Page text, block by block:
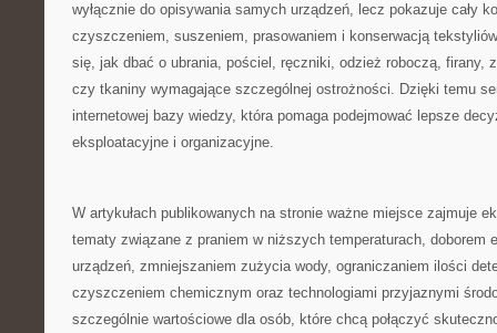
wyłącznie do opisywania samych urządzeń, lecz pokazuje cały
czyszczeniem, suszeniem, prasowaniem i konserwacją
się, jak dbać o ubrania, pościel, ręczniki, odzież roboczą, firany,
czy tkaniny wymagające szczególnej ostrożności. Dzięki temu
internetowej bazy wiedzy, która pomaga podejmować lepsze
eksploatacyjne i organizacyjne.
W artykułach publikowanych na stronie ważne miejsce zajmuje
tematy związane z praniem w niższych temperaturach, doborem
urządzeń, zmniejszaniem zużycia wody, ograniczaniem ilości
czyszczeniem chemicznym oraz technologiami przyjaznymi
szczególnie wartościowe dla osób, które chcą połączyć